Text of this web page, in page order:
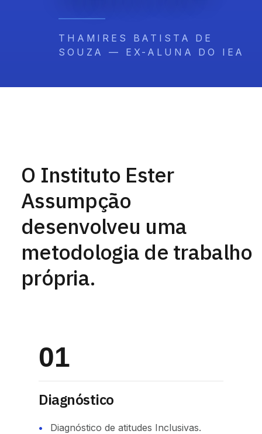
THAMIRES BATISTA DE
SOUZA — EX-ALUNA DO IEA
O Instituto Ester
Assumpção
desenvolveu uma
metodologia de trabalho
própria.
01
Diagnóstico
Diagnóstico de atitudes Inclusivas.